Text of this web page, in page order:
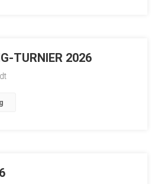
TURNIER 2026